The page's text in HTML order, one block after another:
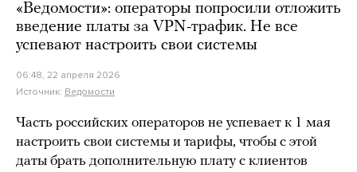
«Ведомости»: операторы попросили отложить
введение платы за VPN-трафик. Не все
успевают настроить свои системы
06:48, 22 апреля 2026
Источник: Ведомости
Часть российских операторов не успевает к 1 мая
настроить свои системы и тарифы, чтобы с этой
даты брать дополнительную плату с клиентов